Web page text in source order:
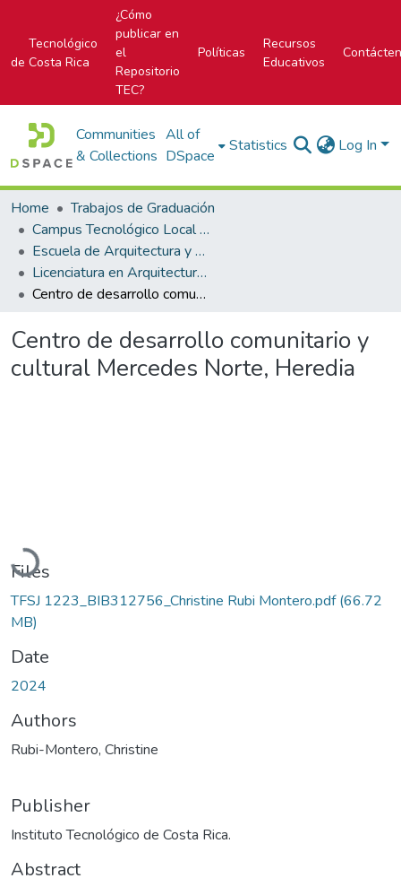
Tecnológico
de Costa Rica
¿Cómo
publicar en
el
Repositorio
TEC?
Políticas
Recursos
Educativos
Communities
& Collections
All of
DSpace
Statistics Log In
Home
Trabajos de Graduación
Campus Tecnológico Local San José
Escuela de Arquitectura y Urbanismo
Licenciatura en Arquitectura y Urbanismo
Centro de desarrollo comunitario y cultural Mercedes Norte, Heredia
Centro de desarrollo comunitario y
cultural Mercedes Norte, Heredia
Loading...
Files
TFSJ 1223_BIB312756_Christine Rubi Montero.pdf(66.72
MB)
Date
2024
Authors
Rubi-Montero, Christine
Publisher
Instituto Tecnológico de Costa Rica.
Abstract